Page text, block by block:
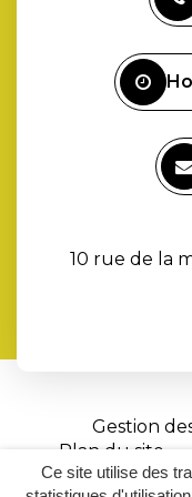
Ce site utilise des
10 rue de la
Gestion
Plan du site